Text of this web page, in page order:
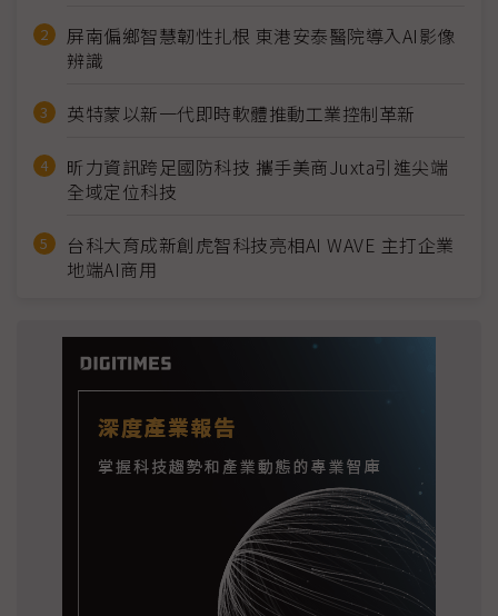
屏南偏鄉智慧韌性扎根 東港安泰醫院導入AI影像
辨識
英特蒙以新一代即時軟體推動工業控制革新
昕力資訊跨足國防科技 攜手美商Juxta引進尖端
全域定位科技
台科大育成新創虎智科技亮相AI WAVE 主打企業
地端AI商用